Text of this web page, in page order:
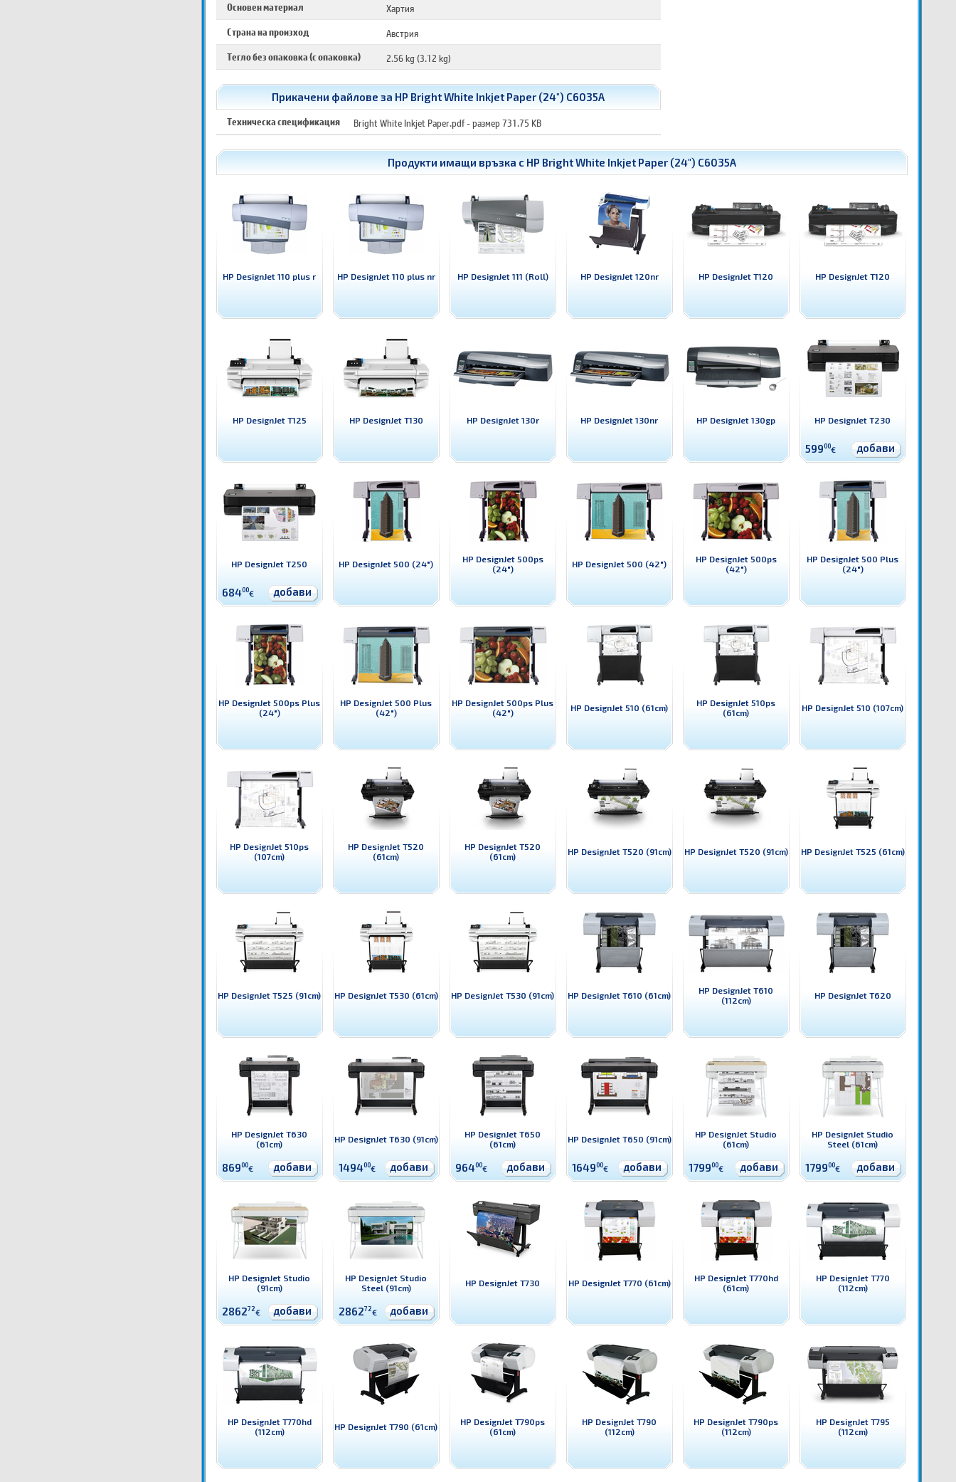
Основен материал
Хартия
Страна на произход
Австрия
Тегло без опаковка (с опаковка)
2.56 kg (3.12 kg)
Прикачени файлове за HP Bright White Inkjet Paper (24") C6035A
Техническа спецификация Bright White Inkjet Paper.pdf- размер 731.75 KB
Продукти имащи връзка с HP Bright White Inkjet Paper (24") C6035A
HP DesignJet 110 plus r HP DesignJet 110 plus nr HP DesignJet 111 (Roll) HP DesignJet 120nr HP DesignJet T120 HP DesignJet T120
HP DesignJet T125 HP DesignJet T130 HP DesignJet 130r HP DesignJet 130nr HP DesignJet 130gp HP DesignJet T230
59900€ добави
HP DesignJet T250
68400€ добави
HP DesignJet 500 (24")
HP DesignJet 500ps
(24")
HP DesignJet 500 (42")
HP DesignJet 500ps
(42")
HP DesignJet 500 Plus
(24")
HP DesignJet 500ps Plus
(24")
HP DesignJet 500 Plus
(42")
HP DesignJet 500ps Plus
(42")
HP DesignJet 510 (61cm)
HP DesignJet 510ps
(61cm)
HP DesignJet 510 (107cm)
HP DesignJet 510ps
(107cm)
HP DesignJet T520
(61cm)
HP DesignJet T520
(61cm)
HP DesignJet T520 (91cm) HP DesignJet T520 (91cm) HP DesignJet T525 (61cm)
HP DesignJet T525 (91cm) HP DesignJet T530 (61cm) HP DesignJet T530 (91cm) HP DesignJet T610 (61cm)
HP DesignJet T610
(112cm)
HP DesignJet T620
HP DesignJet T630
(61cm)
86900€ добави
HP DesignJet T630 (91cm)
149400€ добави
HP DesignJet T650
(61cm)
96400€ добави
HP DesignJet T650 (91cm)
164900€ добави
HP DesignJet Studio
(61cm)
179900€ добави
HP DesignJet Studio
Steel (61cm)
179900€ добави
HP DesignJet Studio
(91cm)
286272€ добави
HP DesignJet Studio
Steel (91cm)
286272€ добави
HP DesignJet T730 HP DesignJet T770 (61cm)
HP DesignJet T770hd
(61cm)
HP DesignJet T770
(112cm)
HP DesignJet T770hd
(112cm)
HP DesignJet T790 (61cm)
HP DesignJet T790ps
(61cm)
HP DesignJet T790
(112cm)
HP DesignJet T790ps
(112cm)
HP DesignJet T795
(112cm)